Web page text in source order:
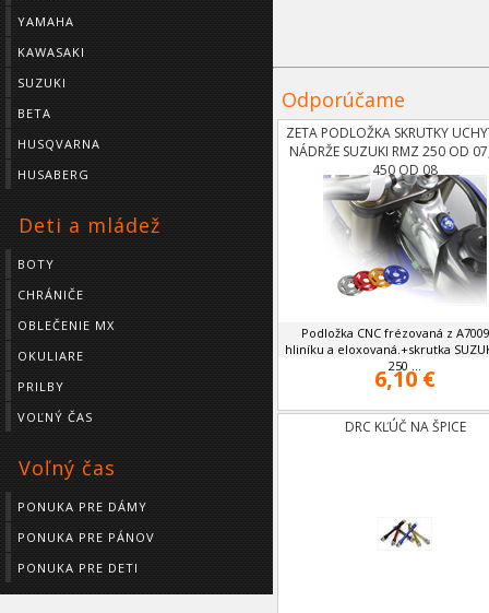
YAMAHA
KAWASAKI
SUZUKI
BETA
HUSQVARNA
HUSABERG
Deti a mládež
BOTY
CHRÁNIČE
OBLEČENIE MX
OKULIARE
PRILBY
VOĽNÝ ČAS
Voľný čas
PONUKA PRE DÁMY
PONUKA PRE PÁNOV
PONUKA PRE DETI
Odporúčame
ZETA PODLOŽKA SKRUTKY
NÁDRŽE SUZUKI RMZ 250 OD
450 OD 08
Podložka CNC frézovaná z
hliníku a eloxovaná.+skrutka
250 ...
6,10 €
DRC KĽÚČ NA ŠPICE